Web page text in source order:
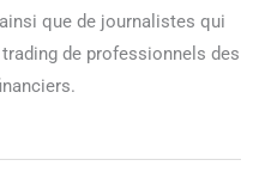
que de journalistes qui
de professionnels des